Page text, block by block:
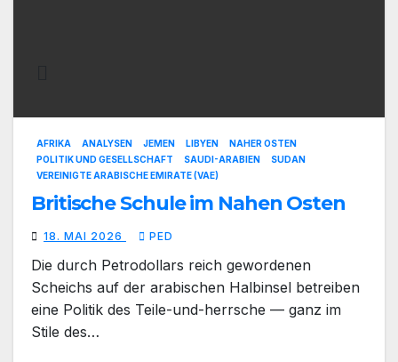
AFRIKA ANALYSEN JEMEN LIBYEN
NAHER OSTEN
POLITIK UND GESELLSCHAFT
SAUDI-ARABIEN
SUDAN
VEREINIGTE ARABISCHE EMIRATE (VAE)
Britische Schule im Nahen Osten
18. MAI 2026 PED
Die durch Petrodollars reich gewordenen
Scheichs auf der arabischen Halbinsel betreiben
eine Politik des Teile-und-herrsche — ganz im
Stile des…